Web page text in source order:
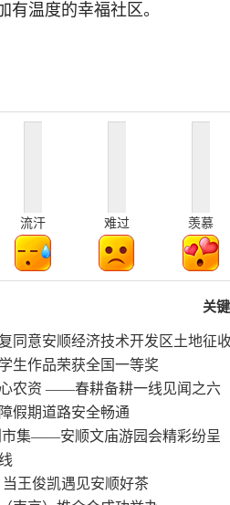
有温度的幸福社区。
流汗 难过 羡慕
关键
同意安顺经济技术开发区土地征
生作品荣获全国一等奖
农资 ——春耕备耕一线见闻之六
假期道路安全畅通
市集——安顺文庙游园会精彩纷呈
当王俊凯遇见安顺好茶